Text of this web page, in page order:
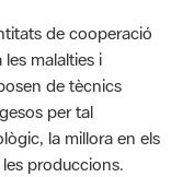
de cooperació
malalties i
de tècnics
per tal
la millora en els
produccions.